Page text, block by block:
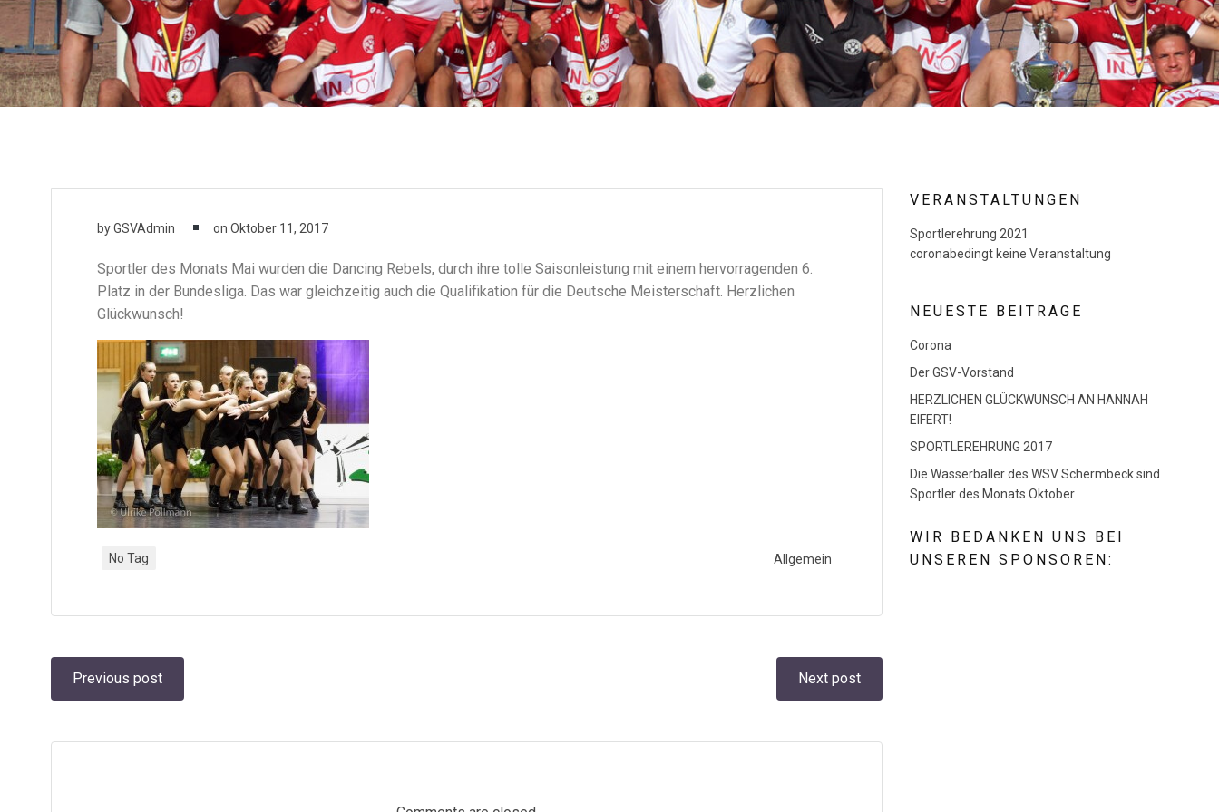
byGSVAdmin onOktober 11, 2017
Sportler des Monats Mai wurden die Dancing Rebels, durch ihre tolle Saisonleistung mit einem hervorragenden 6.
Platz in der Bundesliga. Das war gleichzeitig auch die Qualifikation für die Deutsche Meisterschaft. Herzlichen
Glückwunsch!
No Tag Allgemein
Post
Previous post Next post
VERANSTALTUNGEN
Sportlerehrung 2021
coronabedingt keine Veranstaltung
NEUESTE BEITRÄGE
Corona
Der GSV-Vorstand
HERZLICHEN GLÜCKWUNSCH AN HANNAH
EIFERT!
SPORTLEREHRUNG 2017
Die Wasserballer des WSV Schermbeck sind
Sportler des Monats Oktober
WIR BEDANKEN UNS BEI
UNSEREN SPONSOREN: